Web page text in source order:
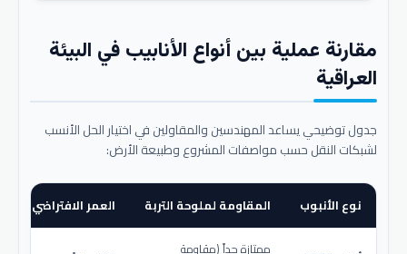
مقارنة عملية بين أنواع الأنابيب في البيئة
العراقية
جدول توضيحي يساعد المهندسين والمقاولين في اختيار الحل الأنسب
لشبكات النقل حسب مواصفات المشروع وطبيعة الأرض:
نوع الأنبوب المقاومة لملوحة التربة العمر الافتراضي
ممتازة جداً (مقاومة